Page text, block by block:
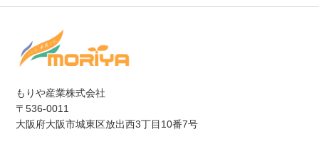
もりや産業株式会社
〒536-0011
大阪府大阪市城東区放出西3丁目10番7号